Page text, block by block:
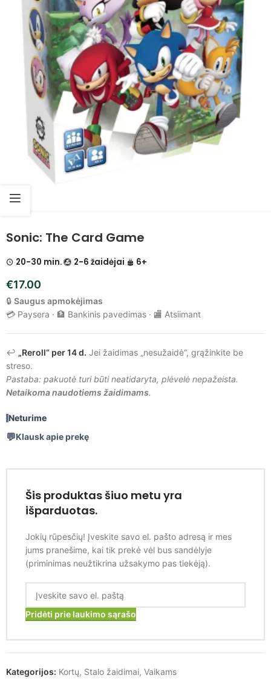
Sonic: The Card Game
20-30 min. 2-6 žaidėjai 6+
€17.00
🔒 Saugus apmokėjimas
💳 Paysera · 🏦 Bankinis pavedimas · 🏬 Atsiimant
↩️ „Reroll“ per 14 d. Jei žaidimas „nesužaidė“, grąžinkite be
streso.
Pastaba: pakuotė turi būti neatidaryta, plėvelė nepažeista.
Netaikoma naudotiems žaidimams.
Neturime
Klausk apie prekę
Šis produktas šiuo metu yra
išparduotas.
Jokių rūpesčių! Įveskite savo el. pašto adresą ir mes
jums pranešime, kai tik prekė vėl bus sandėlyje
(priminimas neužtikrina užsakymo pas tiekėją).
Pridėti prie laukimo sąrašo
Kategorijos: Kortų, Stalo žaidimai, Vaikams